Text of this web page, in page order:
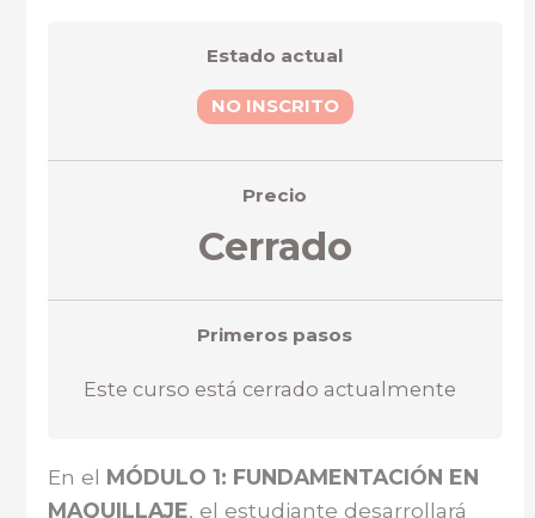
Estado actual
NO INSCRITO
Precio
Cerrado
Primeros pasos
Este curso está cerrado actualmente
En el MÓDULO 1: FUNDAMENTACIÓN EN
MAQUILLAJE, el estudiante desarrollará